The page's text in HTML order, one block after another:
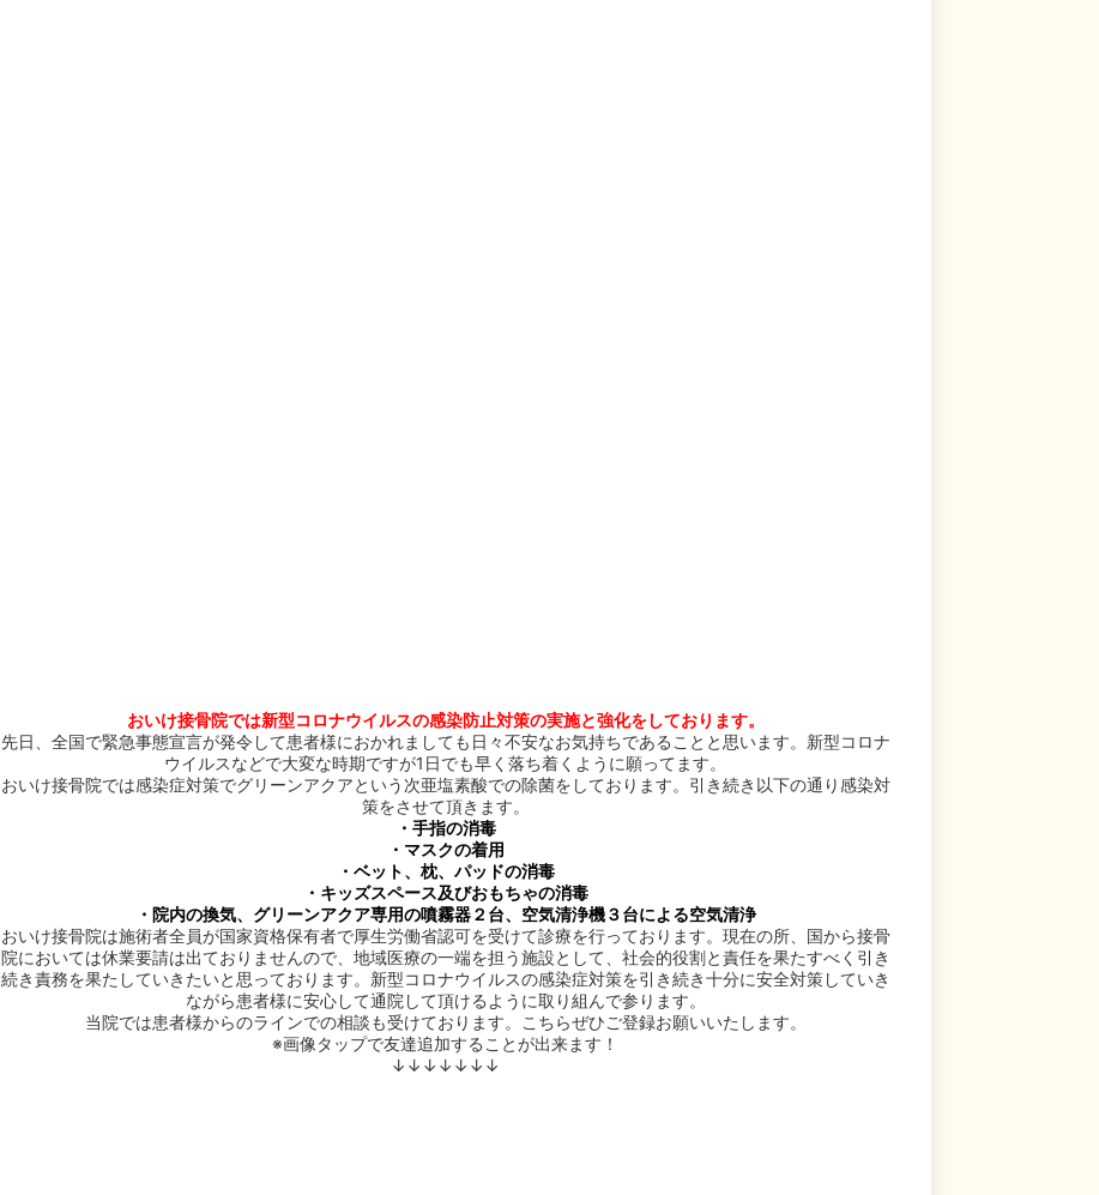
おいけ接骨院では新型コロナウイルスの感染防止対策の実施と強化をしております。
先日、全国で緊急事態宣言が発令して患者様におかれましても日々不安なお気持ちであることと思います。新型コロナ
ウイルスなどで大変な時期ですが1日でも早く落ち着くように願ってます。
おいけ接骨院では感染症対策でグリーンアクアという次亜塩素酸での除菌をしております。引き続き以下の通り感染対
策をさせて頂きます。
・手指の消毒
・マスクの着用
・ベット、枕、パッドの消毒
・キッズスペース及びおもちゃの消毒
・院内の換気、グリーンアクア専用の噴霧器２台、空気清浄機３台による空気清浄
おいけ接骨院は施術者全員が国家資格保有者で厚生労働省認可を受けて診療を行っております。現在の所、国から接骨
院においては休業要請は出ておりませんので、地域医療の一端を担う施設として、社会的役割と責任を果たすべく引き
続き責務を果たしていきたいと思っております。新型コロナウイルスの感染症対策を引き続き十分に安全対策していき
ながら患者様に安心して通院して頂けるように取り組んで参ります。
当院では患者様からのラインでの相談も受けております。こちらぜひご登録お願いいたします。
※画像タップで友達追加することが出来ます！
↓↓↓↓↓↓↓